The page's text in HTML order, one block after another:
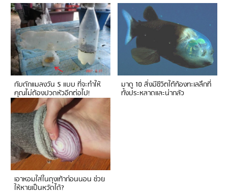
กับดักแมลงวัน 5 แบบ ที่จะทำให้
คุณไม่ต้องปวดหัวอีกต่อไป!
มาดู 10 สิ่งมีชีวิตใต้ท้องทะเลลึกที่
ทั้งประหลาดและน่ากลัว
เอาหอมใส่ในถุงเท้าก่อนนอน ช่วย
ให้หายเป็นหวัดได้?